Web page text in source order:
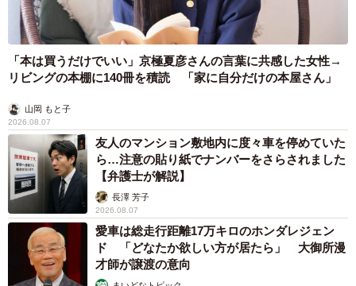
「本は買うだけでいい」京極夏彦さんの言葉に共感した女性→
リビングの本棚に140冊を積読 「家に自分だけの本屋さん」
山岡 もと子
2026.08.07
友人のマンション敷地内に度々車を停めていた
ら…注意の貼り紙でナンバーをさらされました
【弁護士が解説】
長澤 芳子
2026.08.07
愛車は総走行距離17万キロのホンダレジェン
ド 「どなたか欲しい方が居たら」 大御所漫
才師が譲渡の意向